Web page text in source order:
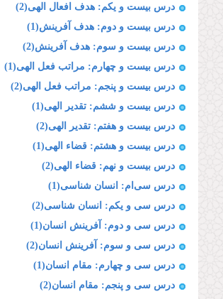
درس بیست و یکم: هدف افعال الهی(2)
درس بیست و دوم: هدف آفرینش(1)
درس بیست و سوم: هدف آفرینش(2)
درس بیست و چهارم: مراتب فعل الهی(1)
درس بیست و پنجم: مراتب فعل الهی(2)
درس بیست و ششم: تقدیر الهی(1)
درس بیست و هفتم: تقدیر الهی(2)
درس بیست و هشتم: قضاء الهی(1)
درس بیست و نهم: قضاء الهی(2)
درس سی‌ام: انسان شناسی(1)
درس سی و یکم: انسان شناسی(2)
درس سی و دوم: آفرینش انسان(1)
درس سی و سوم: آفرینش انسان(2)
درس سی و چهارم: مقام انسان(1)
درس سی و پنجم: مقام انسان(2)